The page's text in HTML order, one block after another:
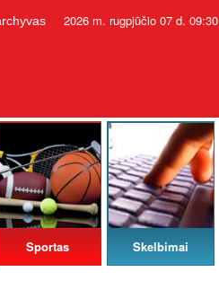
2026 m. rugpjūčio 07 d. 09:30
Sportas Skelbimai